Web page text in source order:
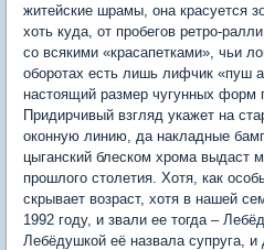
житейские шрамы, она красуется
хоть куда, от пробегов ретро-
со всякими «красапетками», чьи
оборотах есть лишь лифчик «пуш
настоящий размер чугунных форм
Придирчивый взгляд укажет на
оконную линию, да накладные
цыганский блеском хрома выдаст
прошлого столетия. Хотя, как
скрывает возраст, хотя в нашей
1992 году, и звали ее тогда –
Лебёдушкой её назвала супруга, и